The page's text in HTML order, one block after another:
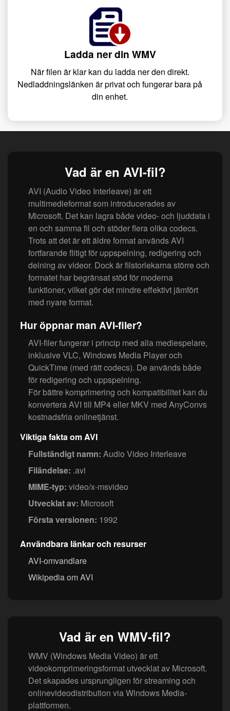
Ladda ner din WMV
När filen är klar kan du ladda ner den direkt.
Nedladdningslänken är privat och fungerar bara på
din enhet.
Vad är en AVI-fil?
AVI (Audio Video Interleave) är ett
multimedieformat som introducerades av
Microsoft. Det kan lagra både video- och ljuddata i
en och samma fil och stöder flera olika codecs.
Trots att det är ett äldre format används AVI
fortfarande flitigt för uppspelning, redigering och
delning av videor. Dock är filstorlekarna större och
formatet har begränsat stöd för moderna
funktioner, vilket gör det mindre effektivt jämfört
med nyare format.
Hur öppnar man AVI-filer?
AVI-filer fungerar i princip med alla mediespelare,
inklusive VLC, Windows Media Player och
QuickTime (med rätt codecs). De används både
för redigering och uppspelning.
För bättre komprimering och kompatibilitet kan du
konvertera AVI till MP4 eller MKV med AnyConvs
kostnadsfria onlinetjänst.
Viktiga fakta om AVI
Fullständigt namn: Audio Video Interleave
Filändelse: .avi
MIME-typ: video/x-msvideo
Utvecklat av: Microsoft
Första versionen: 1992
Användbara länkar och resurser
AVI-omvandlare
Wikipedia om AVI
Vad är en WMV-fil?
WMV (Windows Media Video) är ett
videokomprimeringsformat utvecklat av Microsoft.
Det skapades ursprungligen för streaming och
onlinevideodistribution via Windows Media-
plattformen.